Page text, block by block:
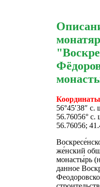
56°45′38″ с.
56.76056° с.
56.76056;
же́нский
монасты́рь
данное